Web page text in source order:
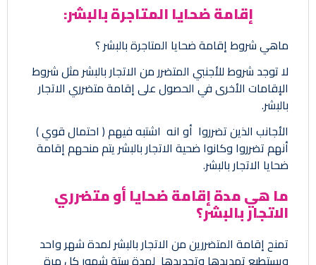
إقامة ضحايا المتاجرة بالبشر:
ماهي شروط إقامة ضحايا المتاجرة بالبشر ؟
لا توجد شروط للأجنبي المتضرر من الاتجار بالبشر مثل شروط
الإقامات الأخرى في الحصول على إقامة متضرري الاتجار
بالبشر.
الأجانب الذين تضرروا أو انه اشتبه فيهم ( احتمال قوي )
أنهم تضرروا وكانوا ضحية الاتجار بالبشر يتم منحهم إقامة
ضحايا الاتجار بالبشر.
ما هي مدة إقامة ضحايا أو متضرري
الاتجار بالبشر؟
تمنح إقامة المتضررين من الاتجار بالبشر لمدة شهر واحد